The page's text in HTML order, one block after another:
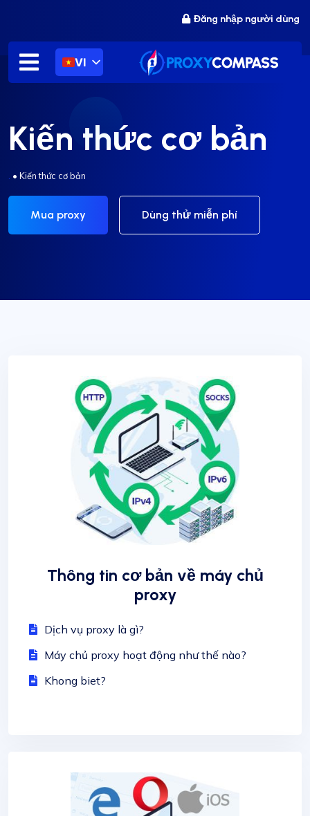
nội
dung
Đăng nhập người dùng
VI
Kiến thức cơ bản
• Kiến thức cơ bản
Mua proxy Dùng thử miễn phí
Thông tin cơ bản về máy chủ
proxy
Dịch vụ proxy là gì?
Máy chủ proxy hoạt động như thế nào?
Khong biet?